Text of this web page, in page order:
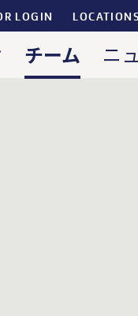
LOGIN LOCATIONS
チーム ニ